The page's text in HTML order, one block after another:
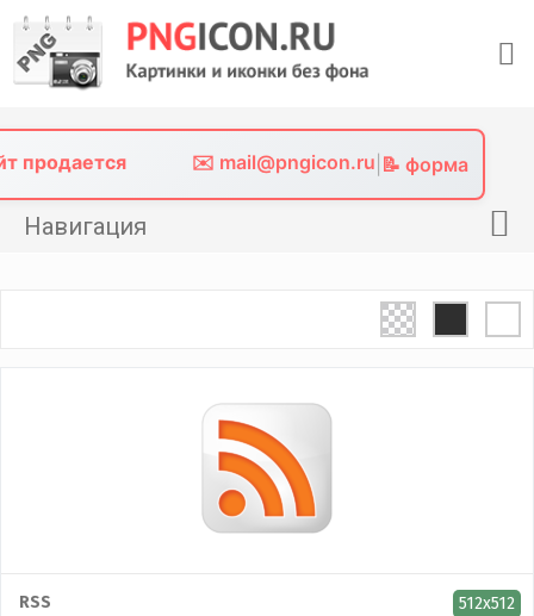
content
продается ✉️ mail@pngicon.ru 📝 форма
Навигация
RSS 512x512